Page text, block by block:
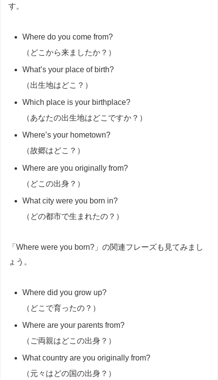
す。
Where do you come from?
（どこから来ましたか？）
What’s your place of birth?
（出生地はどこ？）
Which place is your birthplace?
（あなたの出生地はどこですか？）
Where’s your hometown?
（故郷はどこ？）
Where are you originally from?
（どこの出身？）
What city were you born in?
（どの都市で生まれたの？）
「Where were you born?」の関連フレーズも見てみまし
ょう。
Where did you grow up?
（どこで育ったの？）
Where are your parents from?
（ご両親はどこの出身？）
What country are you originally from?
（元々はどの国の出身？）